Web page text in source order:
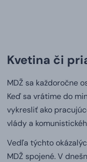
Kvetina či
MDŽ sa každoročne
Keď sa vrátime do
vykresliť ako
vlády a
Vedľa týchto
MDŽ spojené. V